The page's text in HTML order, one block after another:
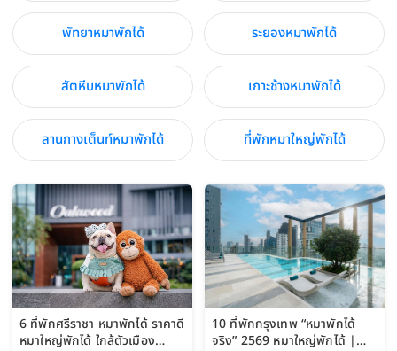
พัทยาหมาพักได้ ระยองหมาพักได้
สัตหีบหมาพักได้ เกาะช้างหมาพักได้
ลานกางเต็นท์หมาพักได้ ที่พักหมาใหญ่พักได้
6 ที่พักศรีราชา หมาพักได้ ราคาดี
หมาใหญ่พักได้ ใกล้ตัวเมือง
10 ที่พักกรุงเทพ “หมาพักได้
จริง” 2569 หมาใหญ่พักได้ |